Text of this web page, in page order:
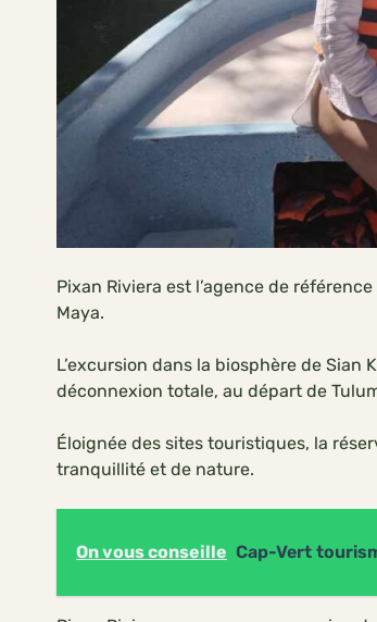
Pixan Riviera est l’agence de
Maya.
L’excursion dans la biosphère de
déconnexion totale, au départ de
Éloignée des sites touristiques, la
tranquillité et de nature.
On vous conseille Cap-Vert